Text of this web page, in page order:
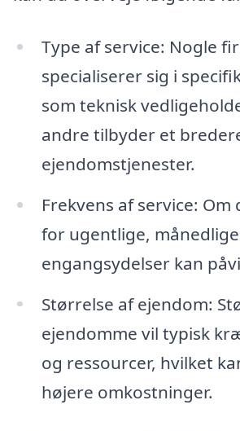
Type af service: Nogle
specialiserer sig i
som teknisk
andre tilbyder et
ejendomstjenester.
Frekvens af service:
for ugentlige,
engangsydelser kan
Størrelse af ejendom:
ejendomme vil typisk
og ressourcer, hvilket
højere omkostninger.